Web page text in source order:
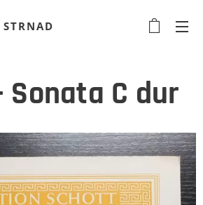
Sonata C dur